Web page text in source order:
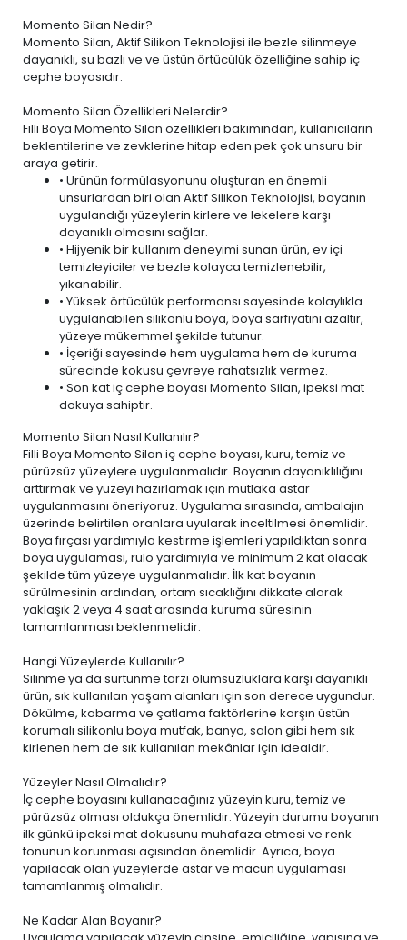
Momento Silan Nedir?
Momento Silan, Aktif Silikon Teknolojisi ile bezle silinmeye
dayanıklı, su bazlı ve ve üstün örtücülük özelliğine sahip iç
cephe boyasıdır.
Momento Silan Özellikleri Nelerdir?
Filli Boya Momento Silan özellikleri bakımından, kullanıcıların
beklentilerine ve zevklerine hitap eden pek çok unsuru bir
araya getirir.
• Ürünün formülasyonunu oluşturan en önemli
unsurlardan biri olan Aktif Silikon Teknolojisi, boyanın
uygulandığı yüzeylerin kirlere ve lekelere karşı
dayanıklı olmasını sağlar.
• Hijyenik bir kullanım deneyimi sunan ürün, ev içi
temizleyiciler ve bezle kolayca temizlenebilir,
yıkanabilir.
• Yüksek örtücülük performansı sayesinde kolaylıkla
uygulanabilen silikonlu boya, boya sarfiyatını azaltır,
yüzeye mükemmel şekilde tutunur.
• İçeriği sayesinde hem uygulama hem de kuruma
sürecinde kokusu çevreye rahatsızlık vermez.
• Son kat iç cephe boyası Momento Silan, ipeksi mat
dokuya sahiptir.
Momento Silan Nasıl Kullanılır?
Filli Boya Momento Silan iç cephe boyası, kuru, temiz ve
pürüzsüz yüzeylere uygulanmalıdır. Boyanın dayanıklılığını
arttırmak ve yüzeyi hazırlamak için mutlaka astar
uygulanmasını öneriyoruz. Uygulama sırasında, ambalajın
üzerinde belirtilen oranlara uyularak inceltilmesi önemlidir.
Boya fırçası yardımıyla kestirme işlemleri yapıldıktan sonra
boya uygulaması, rulo yardımıyla ve minimum 2 kat olacak
şekilde tüm yüzeye uygulanmalıdır. İlk kat boyanın
sürülmesinin ardından, ortam sıcaklığını dikkate alarak
yaklaşık 2 veya 4 saat arasında kuruma süresinin
tamamlanması beklenmelidir.
Hangi Yüzeylerde Kullanılır?
Silinme ya da sürtünme tarzı olumsuzluklara karşı dayanıklı
ürün, sık kullanılan yaşam alanları için son derece uygundur.
Dökülme, kabarma ve çatlama faktörlerine karşın üstün
korumalı silikonlu boya mutfak, banyo, salon gibi hem sık
kirlenen hem de sık kullanılan mekânlar için idealdir.
Yüzeyler Nasıl Olmalıdır?
İç cephe boyasını kullanacağınız yüzeyin kuru, temiz ve
pürüzsüz olması oldukça önemlidir. Yüzeyin durumu boyanın
ilk günkü ipeksi mat dokusunu muhafaza etmesi ve renk
tonunun korunması açısından önemlidir. Ayrıca, boya
yapılacak olan yüzeylerde astar ve macun uygulaması
tamamlanmış olmalıdır.
Ne Kadar Alan Boyanır?